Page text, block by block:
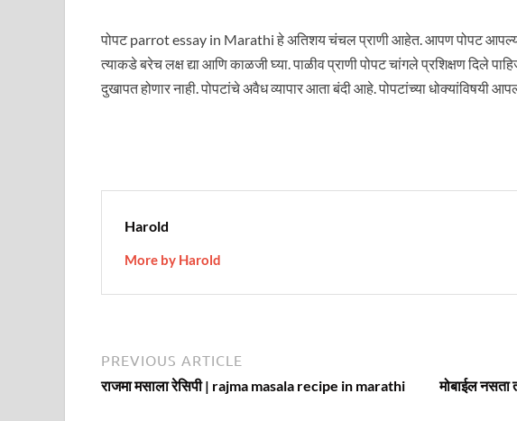
पोपट parrot essay in Marathi हे अतिशय चंचल प्राणी आहेत. आपण पोपट आपल्या
त्याकडे बरेच लक्ष द्या आणि काळजी घ्या. पाळीव प्राणी पोपट चांगले प्रशिक्षण दिले
दुखापत होणार नाही. पोपटांचे अवैध व्यापार आता बंदी आहे. पोपटांच्या
Harold
More by Harold
Post
navigation
PREVIOUS ARTICLE
article:
राजमा मसाला रेसिपी | rajma masala recipe in marathi
मोबाईल